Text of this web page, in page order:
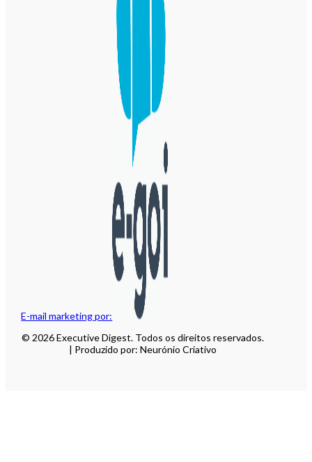
E-mail marketing por:
© 2026 Executive Digest. Todos os direitos reservados.
| Produzido por: Neurónio Criativo